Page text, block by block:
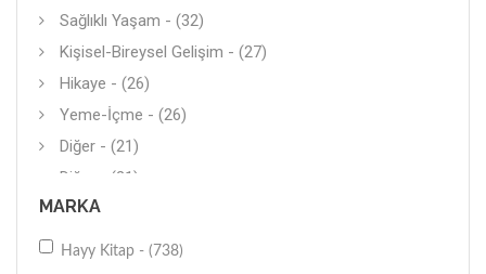
Sağlıklı Yaşam - (32)
Kişisel-Bireysel Gelişim - (27)
Hikaye - (26)
Yeme-İçme - (26)
Diğer - (21)
Diğer - (21)
Roman (Çeviri) - (20)
Çocuk Eğitimi - (19)
MARKA
Hayy Kitap - (738)